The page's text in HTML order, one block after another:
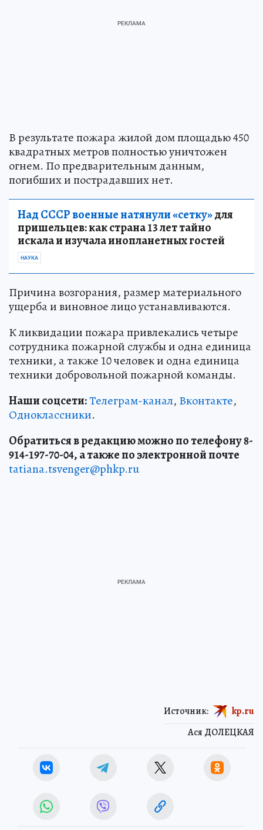
В результате пожара жилой дом площадью 450
квадратных метров полностью уничтожен
огнем. По предварительным данным,
погибших и пострадавших нет.
Над СССР военные натянули «сетку»для
пришельцев: как страна 13 лет тайно
искала и изучала инопланетных гостей
НАУКА
Причина возгорания, размер материального
ущерба и виновное лицо устанавливаются.
К ликвидации пожара привлекались четыре
сотрудника пожарной службы и одна единица
техники, а также 10 человек и одна единица
техники добровольной пожарной команды.
Наши соцсети:Телеграм-канал, Вконтакте,
Одноклассники.
Обратиться в редакцию можно по телефону 8-
914-197-70-04, а также по электронной почте
tatiana.tsvenger@phkp.ru
Ася ДОЛЕЦКАЯ
Источник: kp.ru